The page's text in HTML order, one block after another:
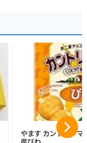
やます カントリーマ